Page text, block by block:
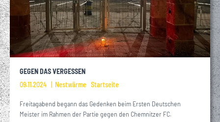
GEGEN DAS VERGESSEN
09.11.2024
Nestwärme Startseite
Freitagabend begann das Gedenken beim Ersten Deutschen
Meister im Rahmen der Partie gegen den Chemnitzer FC.